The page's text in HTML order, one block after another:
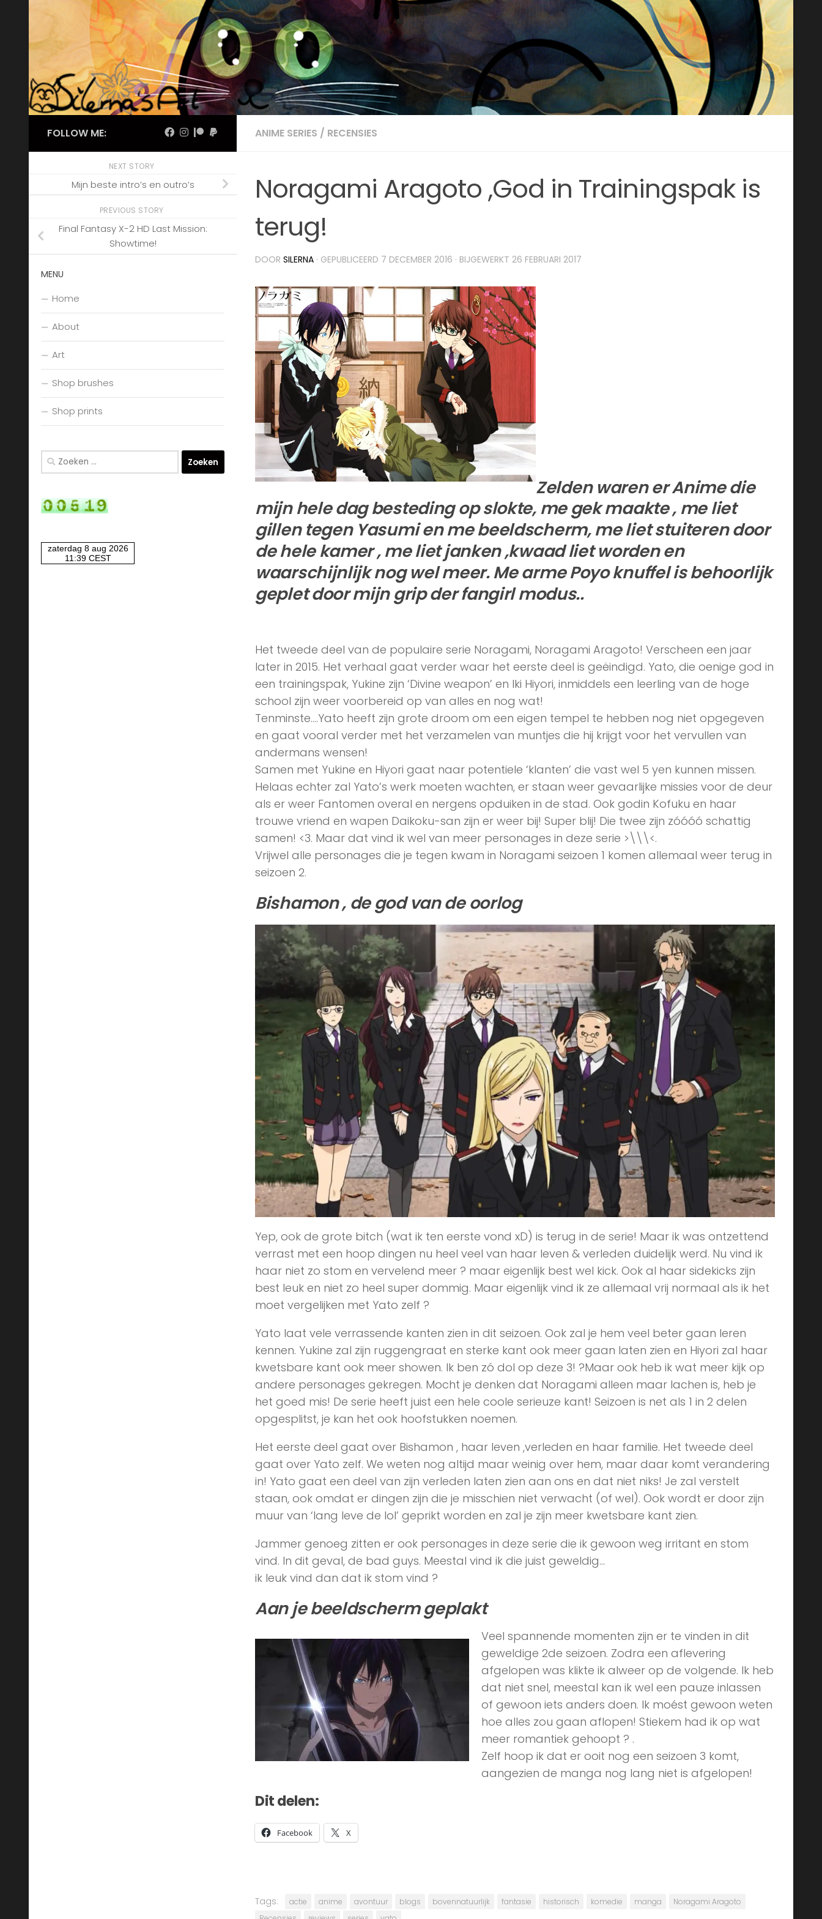
Skip to content
ANIME SERIES / RECENSIES
Noragami Aragoto ,God in Trainingspak is
terug!
DOOR SILERNA · GEPUBLICEERD 7 DECEMBER 2016 · BIJGEWERKT 26 FEBRUARI 2017
Zelden waren er Anime die
mijn hele dag besteding op slokte, me gek maakte , me liet
gillen tegen Yasumi en me beeldscherm, me liet stuiteren door
de hele kamer , me liet janken ,kwaad liet worden en
waarschijnlijk nog wel meer. Me arme Poyo knuffel is behoorlijk
geplet door mijn grip der fangirl modus..
Het tweede deel van de populaire serie Noragami, Noragami Aragoto! Verscheen een jaar
later in 2015. Het verhaal gaat verder waar het eerste deel is geëindigd. Yato, die oenige god in
een trainingspak, Yukine zijn ‘Divine weapon’ en Iki Hiyori, inmiddels een leerling van de hoge
school zijn weer voorbereid op van alles en nog wat!
Tenminste….Yato heeft zijn grote droom om een eigen tempel te hebben nog niet opgegeven
en gaat vooral verder met het verzamelen van muntjes die hij krijgt voor het vervullen van
andermans wensen!
Samen met Yukine en Hiyori gaat naar potentiele ‘klanten’ die vast wel 5 yen kunnen missen.
Helaas echter zal Yato’s werk moeten wachten, er staan weer gevaarlijke missies voor de deur
als er weer Fantomen overal en nergens opduiken in de stad. Ook godin Kofuku en haar
trouwe vriend en wapen Daikoku-san zijn er weer bij! Super blij! Die twee zijn zóóóó schattig
samen! <3. Maar dat vind ik wel van meer personages in deze serie >\\\<.
Vrijwel alle personages die je tegen kwam in Noragami seizoen 1 komen allemaal weer terug in
seizoen 2.
Bishamon , de god van de oorlog
Yep, ook de grote bitch (wat ik ten eerste vond xD) is terug in de serie! Maar ik was ontzettend
verrast met een hoop dingen nu heel veel van haar leven & verleden duidelijk werd. Nu vind ik
haar niet zo stom en vervelend meer ? maar eigenlijk best wel kick. Ook al haar sidekicks zijn
best leuk en niet zo heel super dommig. Maar eigenlijk vind ik ze allemaal vrij normaal als ik het
moet vergelijken met Yato zelf ?
Yato laat vele verrassende kanten zien in dit seizoen. Ook zal je hem veel beter gaan leren
kennen. Yukine zal zijn ruggengraat en sterke kant ook meer gaan laten zien en Hiyori zal haar
kwetsbare kant ook meer showen. Ik ben zó dol op deze 3! ?Maar ook heb ik wat meer kijk op
andere personages gekregen. Mocht je denken dat Noragami alleen maar lachen is, heb je
het goed mis! De serie heeft juist een hele coole serieuze kant! Seizoen is net als 1 in 2 delen
opgesplitst, je kan het ook hoofstukken noemen.
Het eerste deel gaat over Bishamon , haar leven ,verleden en haar familie. Het tweede deel
gaat over Yato zelf. We weten nog altijd maar weinig over hem, maar daar komt verandering
in! Yato gaat een deel van zijn verleden laten zien aan ons en dat niet niks! Je zal verstelt
staan, ook omdat er dingen zijn die je misschien niet verwacht (of wel). Ook wordt er door zijn
muur van ‘lang leve de lol’ geprikt worden en zal je zijn meer kwetsbare kant zien.
Jammer genoeg zitten er ook personages in deze serie die ik gewoon weg irritant en stom
vind. In dit geval, de bad guys. Meestal vind ik die juist geweldig…
ik leuk vind dan dat ik stom vind ?
Aan je beeldscherm geplakt
Veel spannende momenten zijn er te vinden in dit
geweldige 2de seizoen. Zodra een aflevering
afgelopen was klikte ik alweer op de volgende. Ik heb
dat niet snel, meestal kan ik wel een pauze inlassen
of gewoon iets anders doen. Ik moést gewoon weten
hoe alles zou gaan aflopen! Stiekem had ik op wat
meer romantiek gehoopt ? .
Zelf hoop ik dat er ooit nog een seizoen 3 komt,
aangezien de manga nog lang niet is afgelopen!
Dit delen:
Facebook X
Tags: actie anime avontuur blogs bovennatuurlijk fantasie historisch komedie manga
Noragami Aragoto
FOLLOW ME:
NEXT STORY
Mijn beste intro’s en outro’s
PREVIOUS STORY
Final Fantasy X-2 HD Last Mission:
Showtime!
MENU
Home
About
Art
Shop brushes
Shop prints
Zoeken
naar: